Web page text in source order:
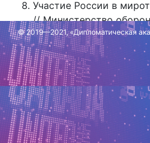
Участие России в
// Министерство
Федерации: [сайт]. -
https://structure.mil.ru/
Обновлено: 6 декабря 2024 г.
© 2019—2021, «Дипломатическая